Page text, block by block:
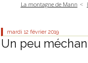
La montagne de Mann
mardi 12 février 2019
Un peu